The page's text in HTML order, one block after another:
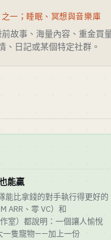
一；睡眠、冥想與音樂庫
故事、海量內容、重金買
、日記或某個特定社群。
能贏
能比拿錢的對手執行得更好的
ARR、零 VC）和
室）都說明：一個讓人愉悅
一隻寵物——加上一份